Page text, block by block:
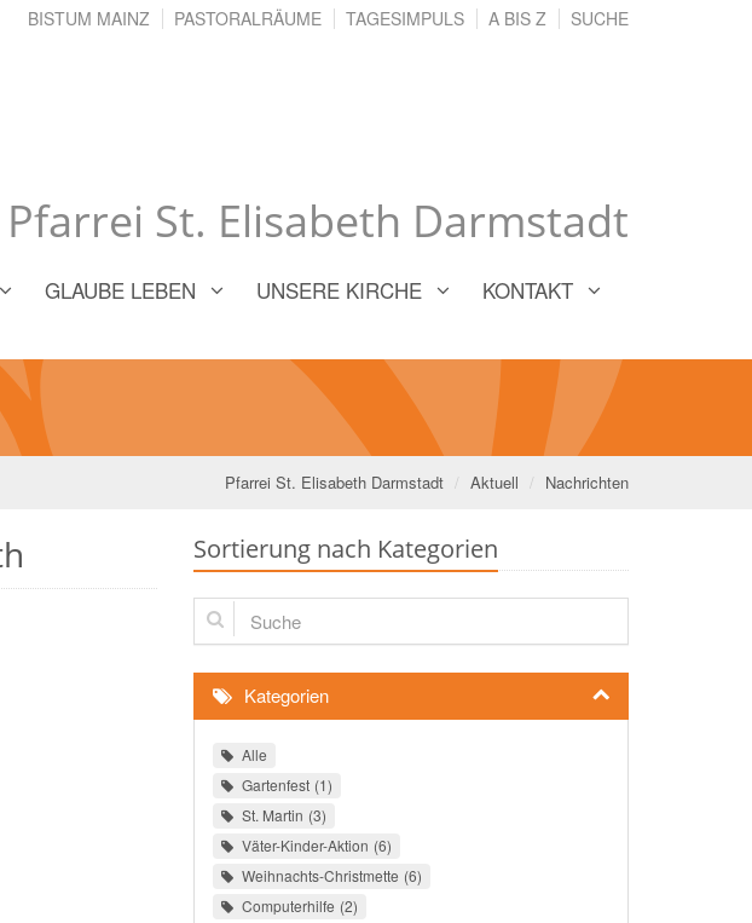
Pfarrei St. Elisabeth Darmstadt
BISTUM MAINZ PASTORALRÄUME TAGESIMPULS A BIS Z SUCHE
GLAUBE LEBEN UNSERE KIRCHE KONTAKT
Pfarrei St. Elisabeth Darmstadt Aktuell Nachrichten
Sortierung nach Kategorien
Suche
Kategorien
Alle
Gartenfest 1
St. Martin 3
Väter-Kinder-Aktion 6
Weihnachts-Christmette 6
Computerhilfe 2